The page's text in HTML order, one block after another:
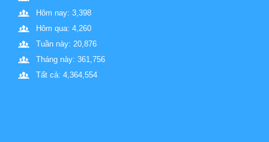
Hôm nay: 3,398
Hôm qua: 4,260
Tuần này: 20,876
Tháng này: 361,756
Tất cả: 4,364,554